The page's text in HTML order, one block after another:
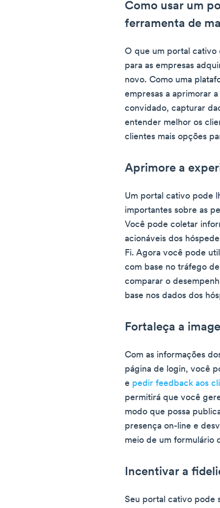
Como usar um
ferramenta de
O que um portal cativo
para as empresas
novo. Como uma
empresas a aprimorar
convidado, capturar
entender melhor os
clientes mais opções
Aprimore a
Um portal cativo pode
importantes sobre as
Você pode coletar
acionáveis dos
Fi. Agora você pode
com base no tráfego
comparar o
base nos dados dos
Fortaleça a
Com as informações
página de login, você
e pedir feedback aos
permitirá que você
modo que possa
presença on-line e
meio de um formulário
Incentivar a
Seu portal cativo pode